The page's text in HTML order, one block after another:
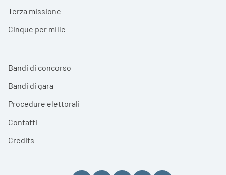
Terza missione
Cinque per mille
Bandi di concorso
Bandi di gara
Procedure elettorali
Contatti
Credits